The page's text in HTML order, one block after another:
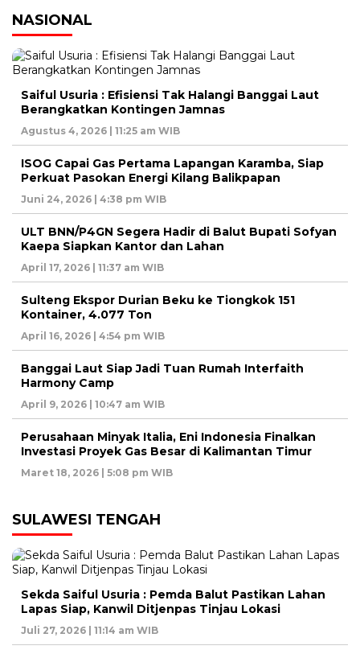
NASIONAL
Saiful Usuria : Efisiensi Tak Halangi Banggai Laut
Berangkatkan Kontingen Jamnas
Agustus 4, 2026 | 11:25 am WIB
ISOG Capai Gas Pertama Lapangan Karamba, Siap
Perkuat Pasokan Energi Kilang Balikpapan
Juni 24, 2026 | 4:38 pm WIB
ULT BNN/P4GN Segera Hadir di Balut Bupati Sofyan
Kaepa Siapkan Kantor dan Lahan
April 17, 2026 | 11:37 am WIB
Sulteng Ekspor Durian Beku ke Tiongkok 151
Kontainer, 4.077 Ton
April 16, 2026 | 4:54 pm WIB
Banggai Laut Siap Jadi Tuan Rumah Interfaith
Harmony Camp
April 9, 2026 | 10:47 am WIB
Perusahaan Minyak Italia, Eni Indonesia Finalkan
Investasi Proyek Gas Besar di Kalimantan Timur
Maret 18, 2026 | 5:08 pm WIB
SULAWESI TENGAH
Sekda Saiful Usuria : Pemda Balut Pastikan Lahan
Lapas Siap, Kanwil Ditjenpas Tinjau Lokasi
Juli 27, 2026 | 11:14 am WIB